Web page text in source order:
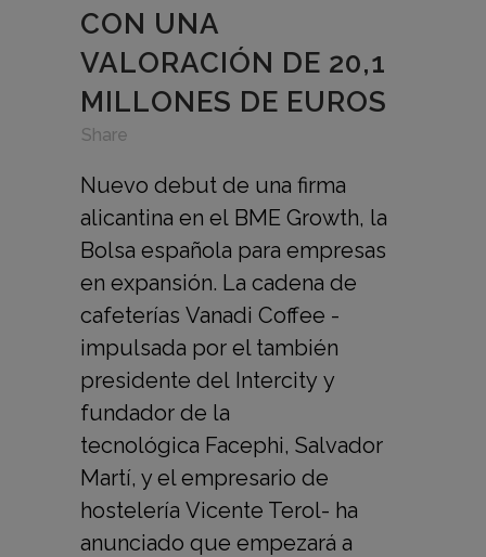
CON UNA
VALORACIÓN DE 20,1
MILLONES DE EUROS
Share
Nuevo debut de una firma
alicantina en el BME Growth, la
Bolsa española para empresas
en expansión. La cadena de
cafeterías Vanadi Coffee -
impulsada por el también
presidente del Intercity y
fundador de la
tecnológica Facephi, Salvador
Martí, y el empresario de
hostelería Vicente Terol- ha
anunciado que empezará a